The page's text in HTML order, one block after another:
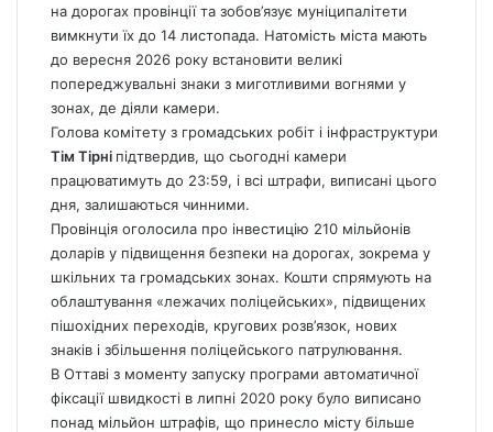
на дорогах провінції та зобов’язує муніципалітети
вимкнути їх до 14 листопада. Натомість міста мають
до вересня 2026 року встановити великі
попереджувальні знаки з миготливими вогнями у
зонах, де діяли камери.
Голова комітету з громадських робіт і інфраструктури
Тім Тірні підтвердив, що сьогодні камери
працюватимуть до 23:59, і всі штрафи, виписані цього
дня, залишаються чинними.
Провінція оголосила про інвестицію 210 мільйонів
доларів у підвищення безпеки на дорогах, зокрема у
шкільних та громадських зонах. Кошти спрямують на
облаштування «лежачих поліцейських», підвищених
пішохідних переходів, кругових розв’язок, нових
знаків і збільшення поліцейського патрулювання.
В Оттаві з моменту запуску програми автоматичної
фіксації швидкості в липні 2020 року було виписано
понад мільйон штрафів, що принесло місту більше